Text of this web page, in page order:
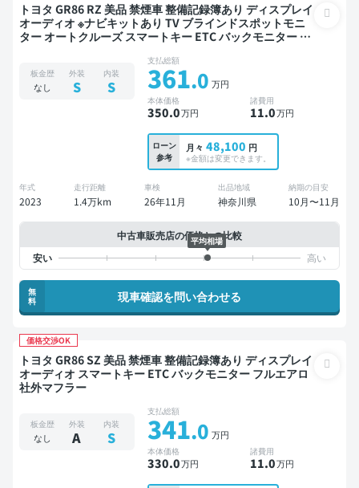
トヨタ GR86 RZ 美品 禁煙車 整備記録簿あり ディスプレイ
オーディオ ※ナビキットあり TV ブラインドスポットモニ
ター オートクルーズ スマートキー ETC バックモニター ド
板金歴
なし
外装
S
内装
S
支払総額
361.0 万円
本体価格
350.0万円
諸費用
11.0万円
ローン
参考
月々 48,100 円
※金額は変更できます。
年式
2023
走行距離
1.4万km
車検
26年11月
出品地域
神奈川県
納期の目安
10月〜11月
中古車販売店の価格との比較
平均相場
無
料
現車確認を問い合わせる
価格交渉OK
トヨタ GR86 SZ 美品 禁煙車 整備記録簿あり ディスプレイ
オーディオ スマートキー ETC バックモニター フルエアロ
社外マフラー
板金歴
なし
外装
A
内装
S
支払総額
341.0 万円
本体価格
330.0万円
諸費用
11.0万円